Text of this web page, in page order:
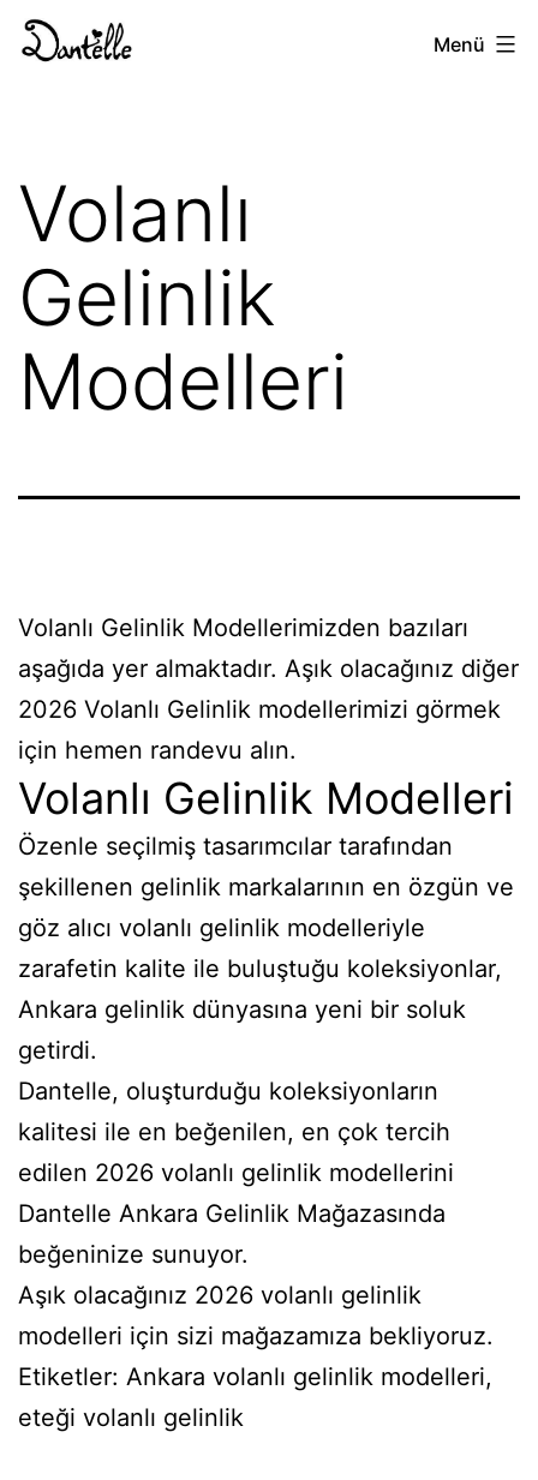
İçeriğe
geçAnkara
Menü
Volanlı
Gelinlik
Modelleri
Volanlı Gelinlik Modellerimizden bazıları
aşağıda yer almaktadır. Aşık olacağınız diğer
2026 Volanlı Gelinlik modellerimizi görmek
için hemen randevu alın.
Volanlı Gelinlik Modelleri
Özenle seçilmiş tasarımcılar tarafından
şekillenen gelinlik markalarının en özgün ve
göz alıcı volanlı gelinlik modelleriyle
zarafetin kalite ile buluştuğu koleksiyonlar,
Ankara gelinlik dünyasına yeni bir soluk
getirdi.
Dantelle, oluşturduğu koleksiyonların
kalitesi ile en beğenilen, en çok tercih
edilen 2026 volanlı gelinlik modellerini
Dantelle Ankara Gelinlik Mağazasında
beğeninize sunuyor.
Aşık olacağınız 2026 volanlı gelinlik
modelleri için sizi mağazamıza bekliyoruz.
Etiketler: Ankara volanlı gelinlik modelleri,
eteği volanlı gelinlik